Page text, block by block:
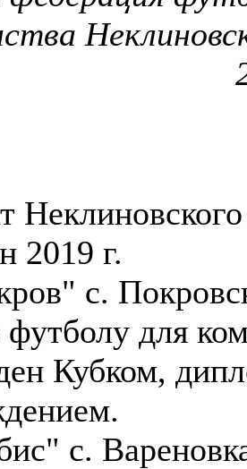
2019 г.
с.
для
Кубком,
с.